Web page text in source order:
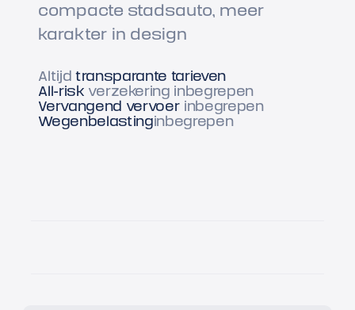
Altijd transparante tarieven
All-risk verzekering inbegrepen
Vervangend vervoer inbegrepen
Wegenbelastinginbegrepen
compacte stadsauto, meer
karakter in design